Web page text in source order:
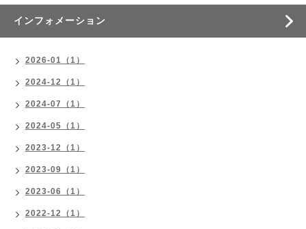
インフォメーション
2026-01（1）
2024-12（1）
2024-07（1）
2024-05（1）
2023-12（1）
2023-09（1）
2023-06（1）
2022-12（1）